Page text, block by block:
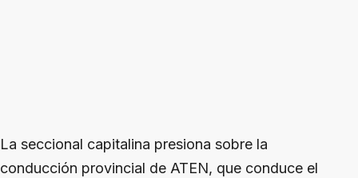
La seccional capitalina presiona sobre la
conducción provincial de ATEN, que conduce el